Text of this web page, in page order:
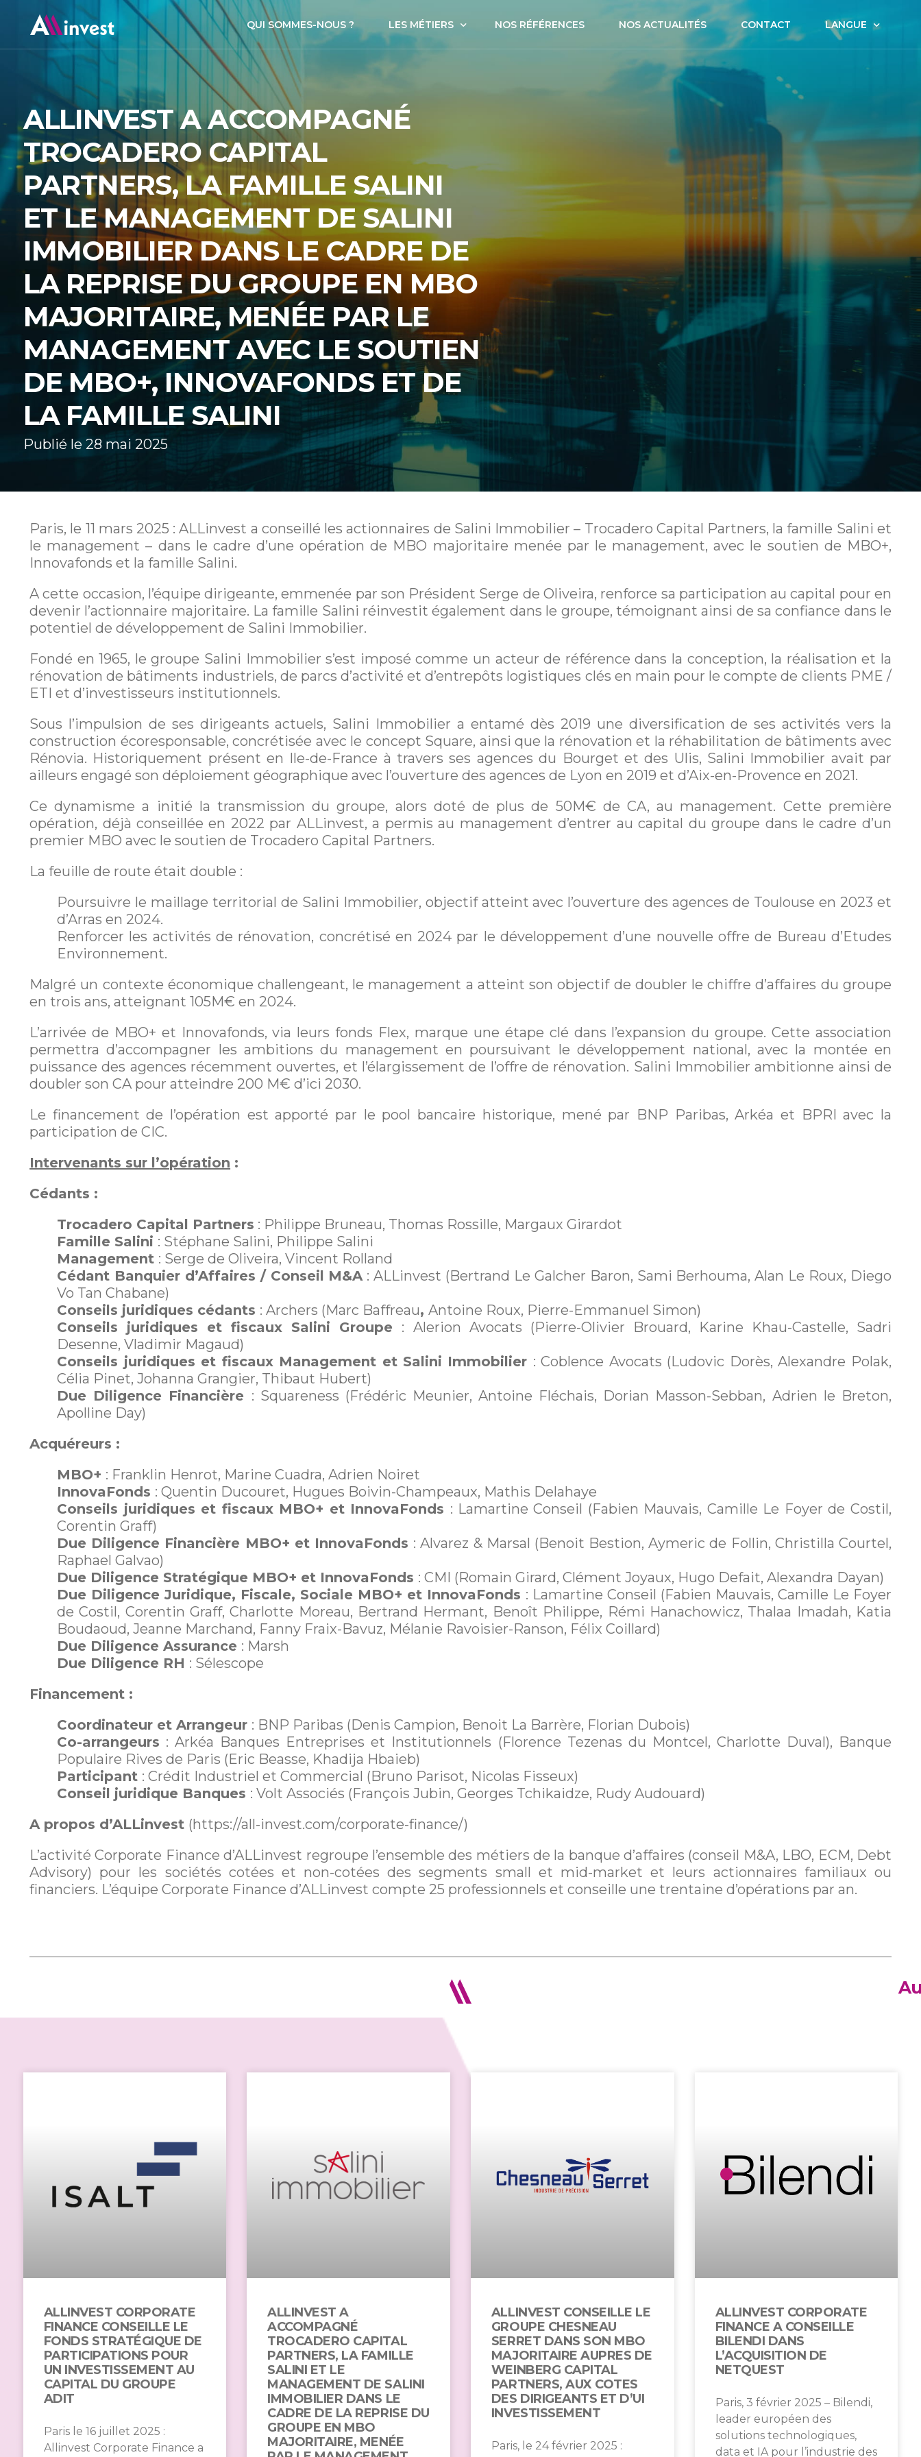
QUI SOMMES-NOUS ? LES MÉTIERS NOS RÉFÉRENCES NOS ACTUALITÉS CONTACT LANGUE
ALLINVEST A ACCOMPAGNÉ
TROCADERO CAPITAL
PARTNERS, LA FAMILLE SALINI
ET LE MANAGEMENT DE SALINI
IMMOBILIER DANS LE CADRE DE
LA REPRISE DU GROUPE EN MBO
MAJORITAIRE, MENÉE PAR LE
MANAGEMENT AVEC LE SOUTIEN
DE MBO+, INNOVAFONDS ET DE
LA FAMILLE SALINI
Publié le 28 mai 2025
Paris, le 11 mars 2025 : ALLinvest a conseillé les actionnaires de Salini Immobilier – Trocadero Capital Partners, la famille Salini et
le management – dans le cadre d’une opération de MBO majoritaire menée par le management, avec le soutien de MBO+,
Innovafonds et la famille Salini.
A cette occasion, l’équipe dirigeante, emmenée par son Président Serge de Oliveira, renforce sa participation au capital pour en
devenir l’actionnaire majoritaire. La famille Salini réinvestit également dans le groupe, témoignant ainsi de sa confiance dans le
potentiel de développement de Salini Immobilier.
Fondé en 1965, le groupe Salini Immobilier s’est imposé comme un acteur de référence dans la conception, la réalisation et la
rénovation de bâtiments industriels, de parcs d’activité et d’entrepôts logistiques clés en main pour le compte de clients PME /
ETI et d’investisseurs institutionnels.
Sous l’impulsion de ses dirigeants actuels, Salini Immobilier a entamé dès 2019 une diversification de ses activités vers la
construction écoresponsable, concrétisée avec le concept Square, ainsi que la rénovation et la réhabilitation de bâtiments avec
Rénovia. Historiquement présent en Ile-de-France à travers ses agences du Bourget et des Ulis, Salini Immobilier avait par
ailleurs engagé son déploiement géographique avec l’ouverture des agences de Lyon en 2019 et d’Aix-en-Provence en 2021.
Ce dynamisme a initié la transmission du groupe, alors doté de plus de 50M€ de CA, au management. Cette première
opération, déjà conseillée en 2022 par ALLinvest, a permis au management d’entrer au capital du groupe dans le cadre d’un
premier MBO avec le soutien de Trocadero Capital Partners.
La feuille de route était double :
Poursuivre le maillage territorial de Salini Immobilier, objectif atteint avec l’ouverture des agences de Toulouse en 2023 et
d’Arras en 2024.
Renforcer les activités de rénovation, concrétisé en 2024 par le développement d’une nouvelle offre de Bureau d’Etudes
Environnement.
Malgré un contexte économique challengeant, le management a atteint son objectif de doubler le chiffre d’affaires du groupe
en trois ans, atteignant 105M€ en 2024.
L’arrivée de MBO+ et Innovafonds, via leurs fonds Flex, marque une étape clé dans l’expansion du groupe. Cette association
permettra d’accompagner les ambitions du management en poursuivant le développement national, avec la montée en
puissance des agences récemment ouvertes, et l’élargissement de l’offre de rénovation. Salini Immobilier ambitionne ainsi de
doubler son CA pour atteindre 200 M€ d’ici 2030.
Le financement de l’opération est apporté par le pool bancaire historique, mené par BNP Paribas, Arkéa et BPRI avec la
participation de CIC.
Intervenants sur l’opération :
Cédants :
Trocadero Capital Partners : Philippe Bruneau, Thomas Rossille, Margaux Girardot
Famille Salini : Stéphane Salini, Philippe Salini
Management : Serge de Oliveira, Vincent Rolland
Cédant Banquier d’Affaires / Conseil M&A: ALLinvest (Bertrand Le Galcher Baron, Sami Berhouma, Alan Le Roux, Diego
Vo Tan Chabane)
Conseils juridiques cédants : Archers (Marc Baffreau,Antoine Roux, Pierre-Emmanuel Simon)
Conseils juridiques et fiscaux Salini Groupe : Alerion Avocats (Pierre-Olivier Brouard, Karine Khau-Castelle, Sadri
Desenne, Vladimir Magaud)
Conseils juridiques et fiscaux Management et Salini Immobilier : Coblence Avocats (Ludovic Dorès, Alexandre Polak,
Célia Pinet, Johanna Grangier, Thibaut Hubert)
Due Diligence Financière : Squareness (Frédéric Meunier, Antoine Fléchais, Dorian Masson-Sebban, Adrien le Breton,
Apolline Day)
Acquéreurs :
MBO+ : Franklin Henrot, Marine Cuadra, Adrien Noiret
InnovaFonds : Quentin Ducouret, Hugues Boivin-Champeaux, Mathis Delahaye
Conseils juridiques et fiscaux MBO+ et InnovaFonds : Lamartine Conseil (Fabien Mauvais, Camille Le Foyer de Costil,
Corentin Graff)
Due Diligence Financière MBO+ et InnovaFonds : Alvarez & Marsal (Benoit Bestion, Aymeric de Follin, Christilla Courtel,
Raphael Galvao)
Due Diligence Stratégique MBO+ et InnovaFonds : CMI (Romain Girard, Clément Joyaux, Hugo Defait, Alexandra Dayan)
Due Diligence Juridique, Fiscale, Sociale MBO+ et InnovaFonds : Lamartine Conseil (Fabien Mauvais, Camille Le Foyer
de Costil, Corentin Graff, Charlotte Moreau, Bertrand Hermant, Benoît Philippe, Rémi Hanachowicz, Thalaa Imadah, Katia
Boudaoud, Jeanne Marchand, Fanny Fraix-Bavuz, Mélanie Ravoisier-Ranson, Félix Coillard)
Due Diligence Assurance : Marsh
Due Diligence RH : Sélescope
Financement :
Coordinateur et Arrangeur : BNP Paribas (Denis Campion, Benoit La Barrère, Florian Dubois)
Co-arrangeurs : Arkéa Banques Entreprises et Institutionnels (Florence Tezenas du Montcel, Charlotte Duval), Banque
Populaire Rives de Paris (Eric Beasse, Khadija Hbaieb)
Participant : Crédit Industriel et Commercial (Bruno Parisot, Nicolas Fisseux)
Conseil juridique Banques : Volt Associés (François Jubin, Georges Tchikaidze, Rudy Audouard)
A propos d’ALLinvest (https://all-invest.com/corporate-finance/)
L’activité Corporate Finance d’ALLinvest regroupe l’ensemble des métiers de la banque d’affaires (conseil M&A, LBO, ECM, Debt
Advisory) pour les sociétés cotées et non-cotées des segments small et mid-market et leurs actionnaires familiaux ou
financiers. L’équipe Corporate Finance d’ALLinvest compte 25 professionnels et conseille une trentaine d’opérations par an.
ALLINVEST CORPORATE
FINANCE CONSEILLE LE
FONDS STRATÉGIQUE DE
PARTICIPATIONS POUR
UN INVESTISSEMENT AU
CAPITAL DU GROUPE
ADIT
Paris le 16 juillet 2025 :
Allinvest Corporate Finance a
ALLINVEST A
ACCOMPAGNÉ
TROCADERO CAPITAL
PARTNERS, LA FAMILLE
SALINI ET LE
MANAGEMENT DE SALINI
IMMOBILIER DANS LE
CADRE DE LA REPRISE DU
GROUPE EN MBO
MAJORITAIRE, MENÉE
ALLINVEST CONSEILLE LE
GROUPE CHESNEAU
SERRET DANS SON MBO
MAJORITAIRE AUPRES DE
WEINBERG CAPITAL
PARTNERS, AUX COTES
DES DIRIGEANTS ET D’UI
INVESTISSEMENT
Paris, le 24 février 2025 :
ALLINVEST CORPORATE
FINANCE A CONSEILLE
BILENDI DANS
L’ACQUISITION DE
NETQUEST
Paris, 3 février 2025 – Bilendi,
leader européen des
solutions technologiques,
data et IA pour l’industrie des